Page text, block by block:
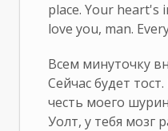
place. Your heart's
love you, man.
Всем минуточку
Сейчас будет
честь моего
Уолт, у тебя мозг